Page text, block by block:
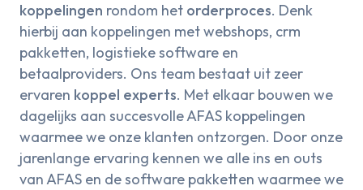
koppelingen rondom het orderproces. Denk
hierbij aan koppelingen met webshops, crm
pakketten, logistieke software en
betaalproviders. Ons team bestaat uit zeer
ervaren koppel experts. Met elkaar bouwen we
dagelijks aan succesvolle AFAS koppelingen
waarmee we onze klanten ontzorgen. Door onze
jarenlange ervaring kennen we alle ins en outs
van AFAS en de software pakketten waarmee we